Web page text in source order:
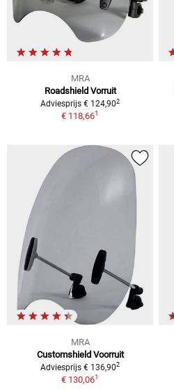
MRA
Roadshield Vorruit
Adviesprijs € 124,902
€ 118,661
MRA
Customshield Voorruit
Adviesprijs € 136,902
€ 130,061